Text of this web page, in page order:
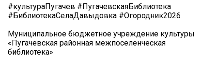
#культураПугачев #ПугачевскаяБиблиотека
#БиблиотекаСелаДавыдовка #Огородник2026
Муниципальное бюджетное учреждение культуры
«Пугачевская районная межпоселенческая
библиотека»